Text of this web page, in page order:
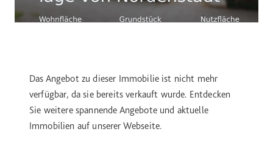
Das Angebot zu dieser Immobilie ist nicht mehr
verfügbar, da sie bereits verkauft wurde. Entdecken
Sie weitere spannende Angebote und aktuelle
Immobilien auf unserer Webseite.